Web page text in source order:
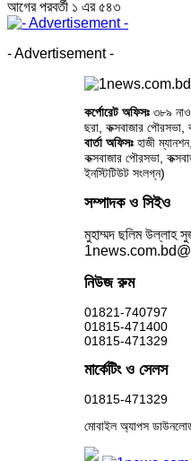
আগেরপরবর্তী ১ এর ৫৪৩
- Advertisement -
কর্পোরেট অফিসঃ ৩৮৯
ছরা, কক্সবাজার পৌরসভা,
বার্তা অফিসঃহাজী
কক্সবাজার পৌরসভা,
ইনস্টিটিউট সংলগ্ন)
সম্পাদক ও সিইও
মুহাম্মদ ছলিম উল্লাহ
নিউজ রুম
01821-740797
01815-471400
01815-471329
মার্কেটিং ও সেলস
01815-471329
মোবাইল অ্যাপস